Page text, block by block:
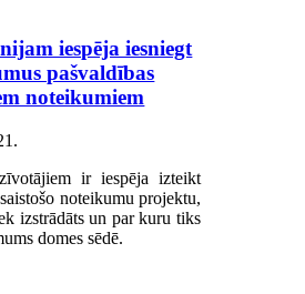
iespēja iesniegt
pašvaldības
noteikumiem
.
ir iespēja izteikt
noteikumu projektu,
izstrādāts un par kuru tiks
domes sēdē.